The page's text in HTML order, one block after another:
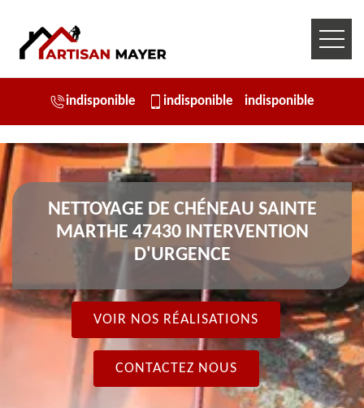
indisponible indisponible indisponible
NETTOYAGE DE CHÉNEAU SAINTE
MARTHE 47430 INTERVENTION
D'URGENCE
VOIR NOS RÉALISATIONS
CONTACTEZ NOUS